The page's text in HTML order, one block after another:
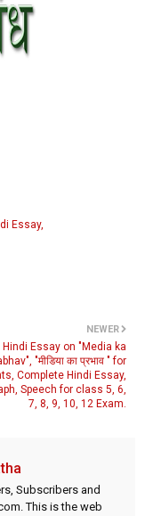
Essay
NEWER
Hindi Essay on "Media ka
"मीडिया का प्रभाव " for
Complete Hindi Essay,
Speech for class 5, 6,
7, 8, 9, 10, 12 Exam.
Subscribers and
This is the web